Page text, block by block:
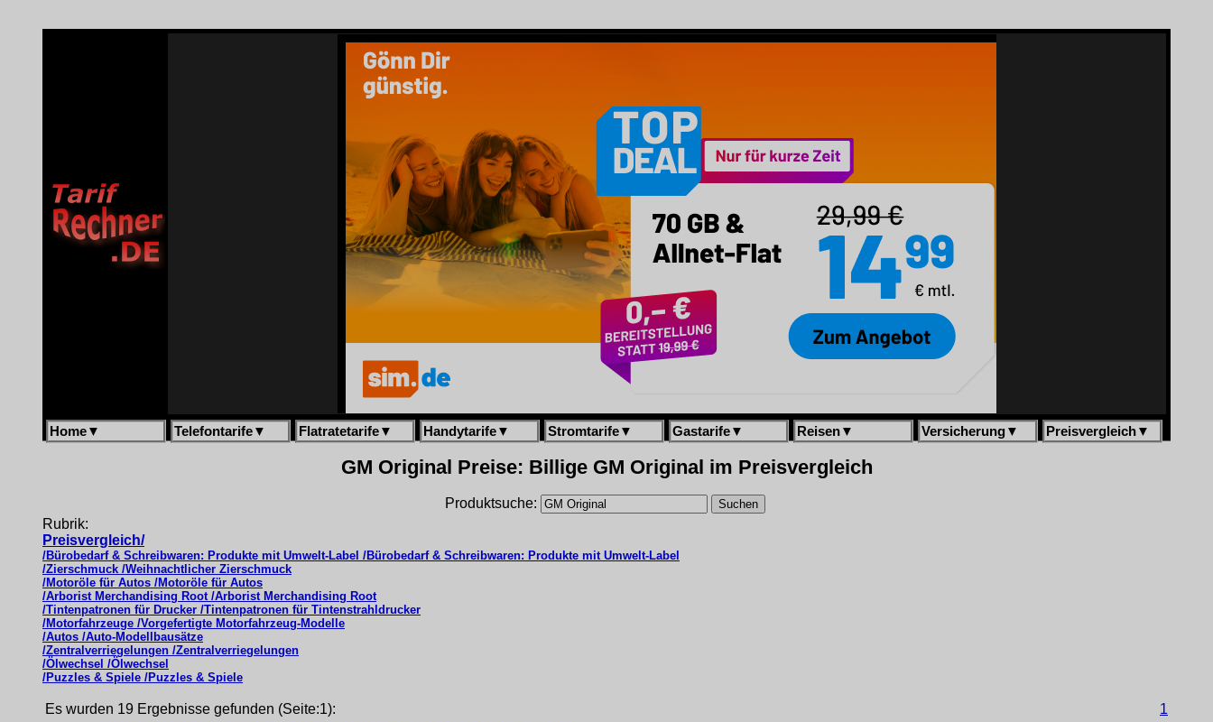
Home▼ Telefontarife▼ Flatratetarife▼ Handytarife▼ Stromtarife▼ Gastarife▼ Reisen▼ Versicherung▼ Preisvergleich▼
GM Original Preise: Billige GM Original im Preisvergleich
Produktsuche:
Rubrik:
Preisvergleich/
/Bürobedarf & Schreibwaren: Produkte mit Umwelt-Label /Bürobedarf & Schreibwaren: Produkte mit Umwelt-Label
/Zierschmuck /Weihnachtlicher Zierschmuck
/Motoröle für Autos /Motoröle für Autos
/Arborist Merchandising Root /Arborist Merchandising Root
/Tintenpatronen für Drucker /Tintenpatronen für Tintenstrahldrucker
/Motorfahrzeuge /Vorgefertigte Motorfahrzeug-Modelle
/Autos /Auto-Modellbausätze
/Zentralverriegelungen /Zentralverriegelungen
/Ölwechsel /Ölwechsel
/Puzzles & Spiele /Puzzles & Spiele
Es wurden 19 Ergebnisse gefunden (Seite:1): 1